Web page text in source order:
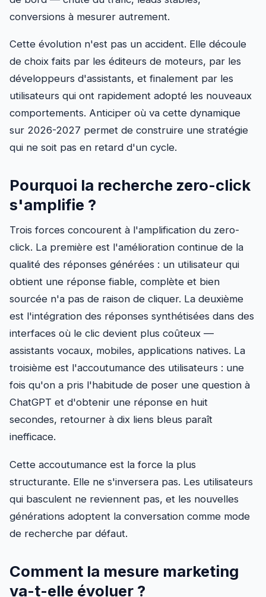
conversions à mesurer autrement.
Cette évolution n'est pas un accident. Elle découle
de choix faits par les éditeurs de moteurs, par les
développeurs d'assistants, et finalement par les
utilisateurs qui ont rapidement adopté les nouveaux
comportements. Anticiper où va cette dynamique
sur 2026-2027 permet de construire une stratégie
qui ne soit pas en retard d'un cycle.
Pourquoi la recherche zero-click
s'amplifie ?
Trois forces concourent à l'amplification du zero-
click. La première est l'amélioration continue de la
qualité des réponses générées : un utilisateur qui
obtient une réponse fiable, complète et bien
sourcée n'a pas de raison de cliquer. La deuxième
est l'intégration des réponses synthétisées dans des
interfaces où le clic devient plus coûteux —
assistants vocaux, mobiles, applications natives. La
troisième est l'accoutumance des utilisateurs : une
fois qu'on a pris l'habitude de poser une question à
ChatGPT et d'obtenir une réponse en huit
secondes, retourner à dix liens bleus paraît
inefficace.
Cette accoutumance est la force la plus
structurante. Elle ne s'inversera pas. Les utilisateurs
qui basculent ne reviennent pas, et les nouvelles
générations adoptent la conversation comme mode
de recherche par défaut.
Comment la mesure marketing
va-t-elle évoluer ?